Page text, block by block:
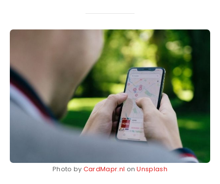
Photo by CardMapr.nl onUnsplash